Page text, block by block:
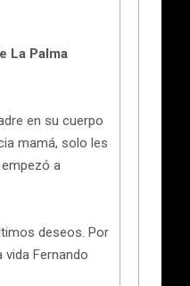
La Palma
en su cuerpo
mamá, solo les
a
deseos. Por
Fernando